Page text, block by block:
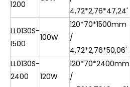
1200
4,72*2,76*47,24'
LL0130S-
1500
100W
120*70*1500mm
/
4,72*2,76*50,06'
LL0130S-
2400
120W
120*70*2400mm
/